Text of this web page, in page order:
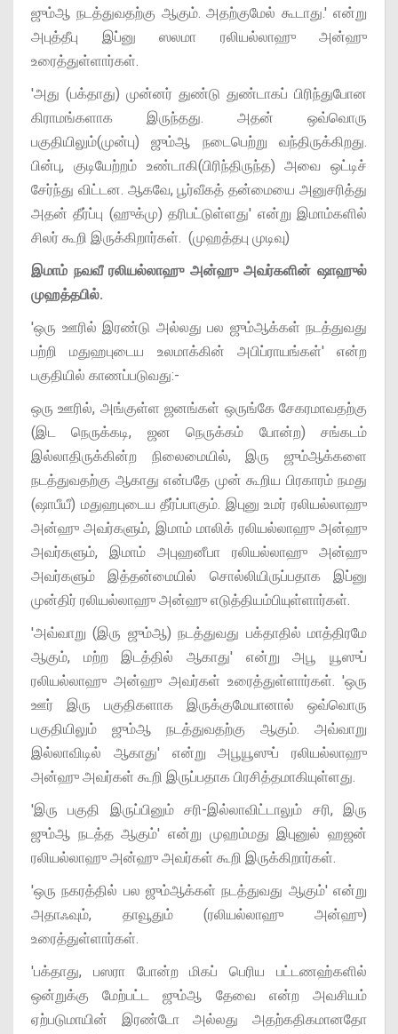
ஜும்ஆ நடத்துவதற்கு ஆகும். அதற்குமேல் கூடாது.' என்று
அபுத்தீபு இப்னு ஸலமா ரலியல்லாஹு அன்ஹு
உரைத்துள்ளார்கள்.
'அது (பக்தாது) முன்னர் துண்டு துண்டாகப் பிரிந்துபோன
கிராமங்களாக இருந்தது. அதன் ஒவ்வொரு
பகுதியிலும்(முன்பு) ஜும்ஆ நடைபெற்று வந்திருக்கிறது.
பின்பு, குடியேற்றம் உண்டாகி(பிரிந்திருந்த) அவை ஒட்டிச்
சேர்ந்து விட்டன. ஆகவே, பூர்வீகத் தன்மையை அனுசரித்து
அதன் தீர்ப்பு (ஹுக்மு) தரிபட்டுள்ளது' என்று இமாம்களில்
சிலர் கூறி இருக்கிறார்கள். (முஹத்தபு முடிவு)
இமாம் நவவீ ரலியல்லாஹு அன்ஹு அவர்களின் ஷாஹுல்
முஹத்தபில்.
'ஒரு ஊரில் இரண்டு அல்லது பல ஜும்ஆக்கள் நடத்துவது
பற்றி மதுஹபுடைய உலமாக்கின் அபிப்ராயங்கள்' என்ற
பகுதியில் காணப்படுவது:-
ஒரு ஊரில், அங்குள்ள ஜனங்கள் ஒருங்கே சேகரமாவதற்கு
(இட நெருக்கடி, ஜன நெருக்கம் போன்ற) சங்கடம்
இல்லாதிருக்கின்ற நிலைமையில், இரு ஜும்ஆக்களை
நடத்துவதற்கு ஆகாது என்பதே முன் கூறிய பிரகாரம் நமது
(ஷாபீயீ) மதுஹபுடைய தீர்ப்பாகும். இபுனு உமர் ரலியல்லாஹு
அன்ஹு அவர்களும், இமாம் மாலிக் ரலியல்லாஹு அன்ஹு
அவர்களும், இமாம் அபுஹனீபா ரலியல்லாஹு அன்ஹு
அவர்களும் இத்தன்மையில் சொல்லியிருப்பதாக இப்னு
முன்திர் ரலியல்லாஹு அன்ஹு எடுத்தியம்பியுள்ளார்கள்.
'அவ்வாறு (இரு ஜும்ஆ) நடத்துவது பக்தாதில் மாத்திரமே
ஆகும், மற்ற இடத்தில் ஆகாது' என்று அபூ யூஸுப்
ரலியல்லாஹு அன்ஹு அவர்கள் உரைத்துள்ளார்கள். 'ஒரு
ஊர் இரு பகுதிகளாக இருக்குமேயானால் ஒவ்வொரு
பகுதியிலும் ஜும்ஆ நடத்துவதற்கு ஆகும். அவ்வாறு
இல்லாவிடில் ஆகாது' என்று அபூயூஸுப் ரலியல்லாஹு
அன்ஹு அவர்கள் கூறி இருப்பதாக பிரசித்தமாகியுள்ளது.
'இரு பகுதி இருப்பினும் சரி-இல்லாவிட்டாலும் சரி, இரு
ஜும்ஆ நடத்த ஆகும்' என்று முஹம்மது இபுனுல் ஹஜன்
ரலியல்லாஹு அன்ஹு அவர்கள் கூறி இருக்கிறார்கள்.
'ஒரு நகரத்தில் பல ஜும்ஆக்கள் நடத்துவது ஆகும்' என்று
அதாஃவும், தாவூதும் (ரலியல்லாஹு அன்ஹு)
உரைத்துள்ளார்கள்.
'பக்தாது, பஸரா போன்ற மிகப் பெரிய பட்டணஹ்களில்
ஒன்றுக்கு மேற்பட்ட ஜும்ஆ தேவை என்ற அவசியம்
ஏற்படுமாயின் இரண்டோ அல்லது அதற்கதிகமானதோ